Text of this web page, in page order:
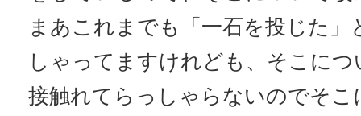
まあこれまでも「一石を投じた
しゃってますけれども、そこに
接触れてらっしゃらないのでそ